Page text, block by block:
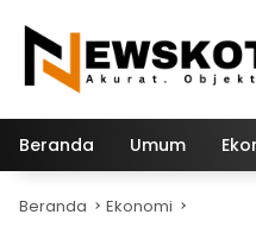
konten
Beranda Umum
Beranda Ekonomi